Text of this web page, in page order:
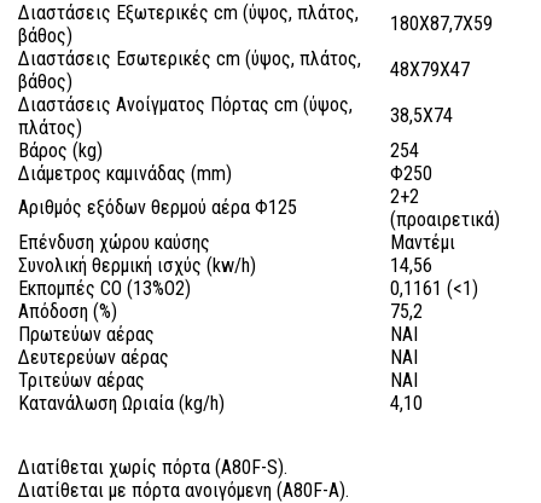
Διαστάσεις Εξωτερικές cm (ύψος, πλάτος,
βάθος)
180X87,7X59
Διαστάσεις Εσωτερικές cm (ύψος, πλάτος,
βάθος)
48X79X47
Διαστάσεις Ανοίγματος Πόρτας cm (ύψος,
πλάτος)
38,5X74
Βάρος (kg)
254
Διάμετρος καμινάδας (mm)
Φ250
Αριθμός εξόδων θερμού αέρα Φ125
2+2
(προαιρετικά)
Επένδυση χώρου καύσης
Μαντέμι
Συνολική θερμική ισχύς (kw/h)
14,56
Εκπομπές CO (13%O2)
0,1161 (<1)
Απόδοση (%)
75,2
Πρωτεύων αέρας
ΝΑΙ
Δευτερεύων αέρας
ΝΑΙ
Τριτεύων αέρας
ΝΑΙ
Κατανάλωση Ωριαία (kg/h)
4,10
Διατίθεται χωρίς πόρτα (A80F-S).
Διατίθεται με πόρτα ανοιγόμενη (A80F-A).